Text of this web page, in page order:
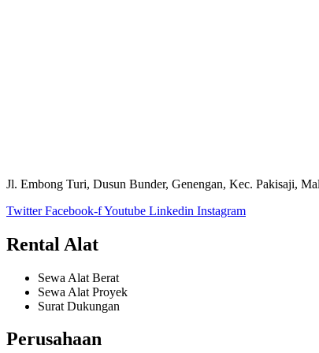
Jl. Embong Turi, Dusun Bunder, Genengan, Kec. Pakisaji,
Twitter Facebook-fYoutube Linkedin Instagram
Rental Alat
Sewa Alat Berat
Sewa Alat Proyek
Surat Dukungan
Perusahaan